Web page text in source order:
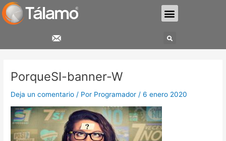
al
contenido
Menu
Search
PorqueSI-banner-W
Deja un comentario / Por Programador /6 enero 2020
entradas